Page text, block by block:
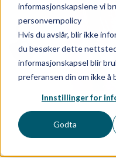
informasjonskapslene vi
personvernpolicy
Hvis du avslår, blir ikke
du besøker dette
informasjonskapsel blir
preferansen din om ikke å
Innstillinger for
Godta
by Pål Løberg
mai 23, 2022